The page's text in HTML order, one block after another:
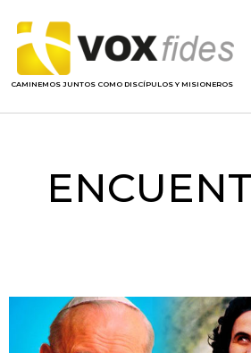
CAMINEMOS JUNTOS COMO DISCÍPULOS Y MISIONEROS